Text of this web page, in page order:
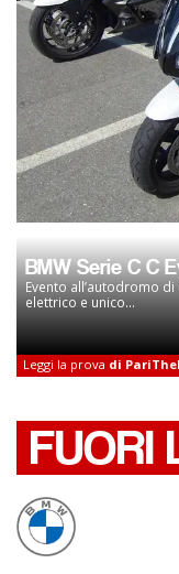
BMW Serie C C
Evento all’autodromo
elettrico e unico...
Leggi la prova di
FUORI